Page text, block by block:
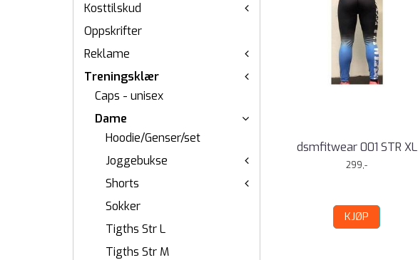
Kosttilskud
Oppskrifter
Reklame
Treningsklær
Caps - unisex
Dame
Hoodie/Genser/set
Joggebukse
Shorts
Sokker
Tigths Str L
Tigths Str M
dsmfitwear 001 STR XL
299,-
KJØP